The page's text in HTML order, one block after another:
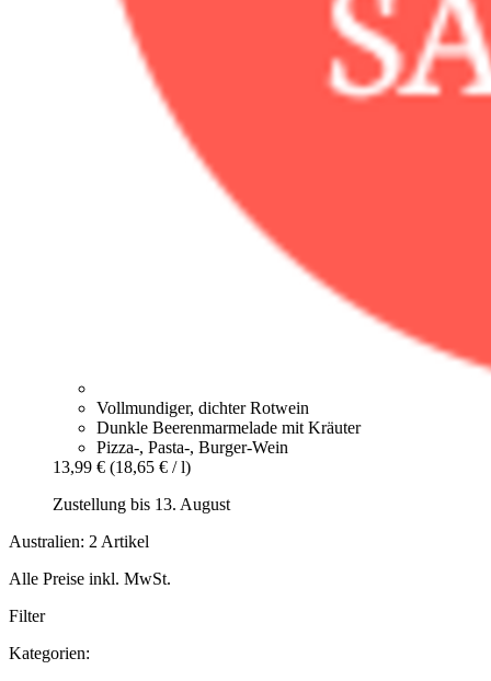
Vollmundiger, dichter Rotwein
Dunkle Beerenmarmelade mit Kräuter
Pizza-, Pasta-, Burger-Wein
13,99 € (18,65 € / l)
Zustellung bis 13. August
Australien: 2 Artikel
Alle Preise inkl. MwSt.
Filter
Kategorien: